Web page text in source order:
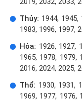
Thủy: 1944, 1945,
1983, 1996, 1997,
Hỏa: 1926, 1927,
1965, 1978, 1979,
2016, 2024, 2025,
Thổ: 1930, 1931,
1969, 1977, 1976,